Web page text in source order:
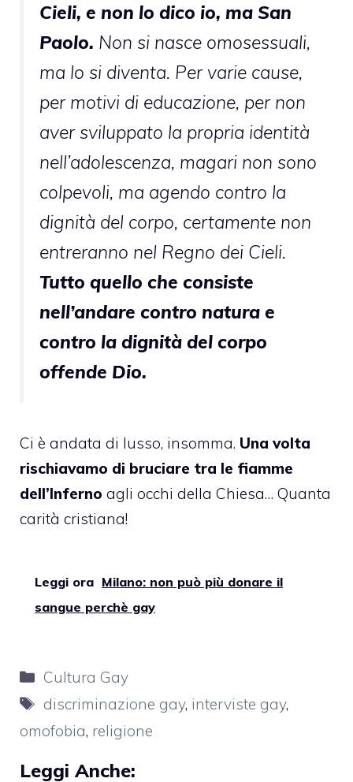
Cieli, e non lo dico io, ma San
Paolo. Non si nasce omosessuali,
ma lo si diventa. Per varie cause,
per motivi di educazione, per non
aver sviluppato la propria identità
nell’adolescenza, magari non sono
colpevoli, ma agendo contro la
dignità del corpo, certamente non
entreranno nel Regno dei Cieli.
Tutto quello che consiste
nell’andare contro natura e
contro la dignità del corpo
offende Dio.
Ci è andata di lusso, insomma. Una volta
rischiavamo di bruciare tra le fiamme
dell’Inferno agli occhi della Chiesa… Quanta
carità cristiana!
Leggi ora Milano: non può più donare il
sangue perchè gay
Categorie
Cultura Gay
Tag
discriminazione gay, interviste gay,
omofobia, religione
Leggi Anche: